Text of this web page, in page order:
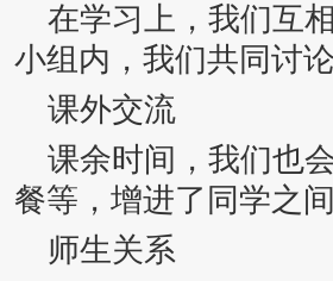
在学习上，我们互
小组内，我们共同讨
课外交流
课余时间，我们也
餐等，增进了同学之
师生关系